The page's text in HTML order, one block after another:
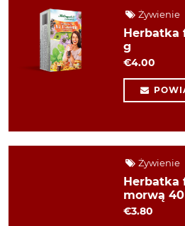
Żywienie
Herbatka
g
€4.00
Żywienie
Herbatka
morwą
€3.80